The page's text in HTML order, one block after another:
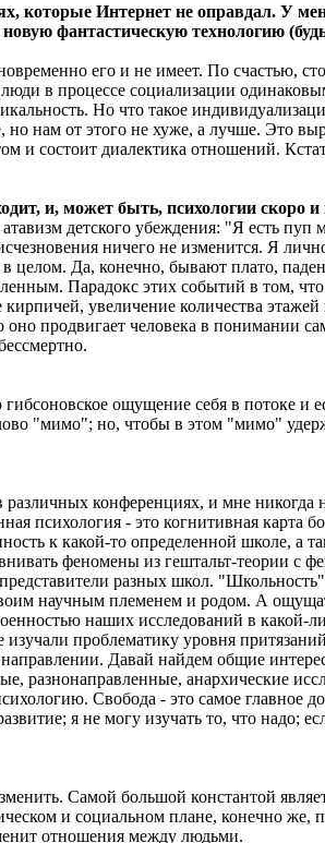
которые Интернет не оправдал. У
фантастическую технологию
его и не имеет. По счастью,
в процессе социализации
Но что такое
нам от этого не хуже, а лучше. Это
и состоит диалектика отношений.
и, может быть, психологии скоро
детского убеждения: "Я есть пуп
ничего не изменится. Я
целом. Да, конечно, бывают плато,
Парадокс этих событий в том,
увеличение количества
продвигает человека в понимании
ощущение себя в потоке и
"мимо"; но, чтобы в этом "мимо"
конференциях, и мне никогда
психология - это когнитивная карта
к какой-то определенной школе, а
феномены из гештальт-теории с
разных школ.
научным племенем и родом. А
наших исследований в какой-
проблематику уровня
Давай найдем общие
разнонаправленные, анархические
Свобода - это самое главное
я не могу изучать то, что надо;
Самой большой константой
и социальном плане, конечно же,
отношения между людьми.